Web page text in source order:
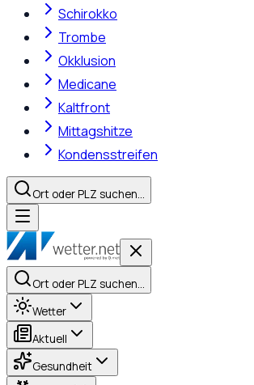
Schirokko
Trombe
Okklusion
Medicane
Kaltfront
Mittagshitze
Kondensstreifen
Ort oder PLZ suchen…
Ort oder PLZ suchen…
Wetter
Aktuell
Gesundheit